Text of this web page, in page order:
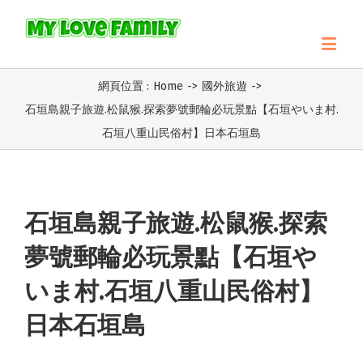
網頁位置 : Home -> 國外旅遊 ->
石垣島親子旅遊.松鼠猴.探索夢號郵輪必玩景點【石垣やいま村.
石垣八重山民俗村】日本石垣島
石垣島親子旅遊.松鼠猴.探索
夢號郵輪必玩景點【石垣や
いま村.石垣八重山民俗村】
日本石垣島